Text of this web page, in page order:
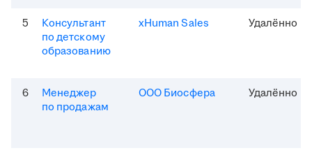
5
Консультант
по детскому
образованию
xHuman Sales Удалённо
6
Менеджер
по продажам
ООО Биосфера Удалённо